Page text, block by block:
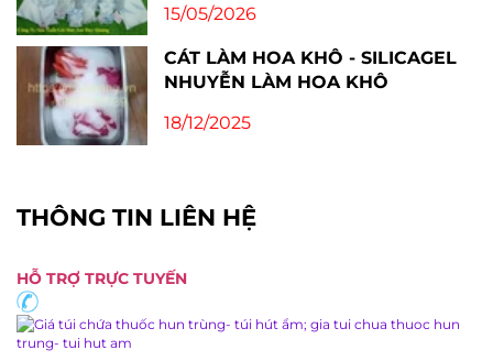
15/05/2026
CÁT LÀM HOA KHÔ - SILICAGEL
NHUYỄN LÀM HOA KHÔ
18/12/2025
THÔNG TIN LIÊN HỆ
HỖ TRỢ TRỰC TUYẾN